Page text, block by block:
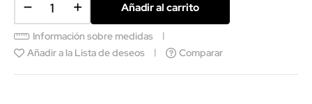
Añadir al carrito
Información sobre medidas
Añadir a la Lista de deseos
Comparar